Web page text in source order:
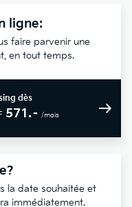
ligne:
faire parvenir une
en tout temps.
dès
571.– /mois
la date souhaitée et
immédiatement.